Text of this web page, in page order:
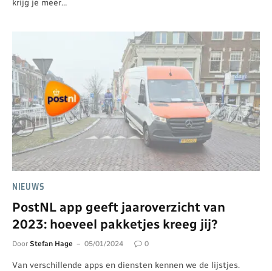
krijg je meer…
NIEUWS
PostNL app geeft jaaroverzicht van
2023: hoeveel pakketjes kreeg jij?
Door Stefan Hage 05/01/2024 0
Van verschillende apps en diensten kennen we de lijstjes.